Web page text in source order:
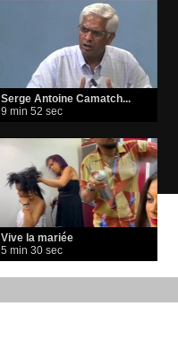
Serge Antoine Camatch...
9 min 52 sec
Vive la mariée
5 min 30 sec